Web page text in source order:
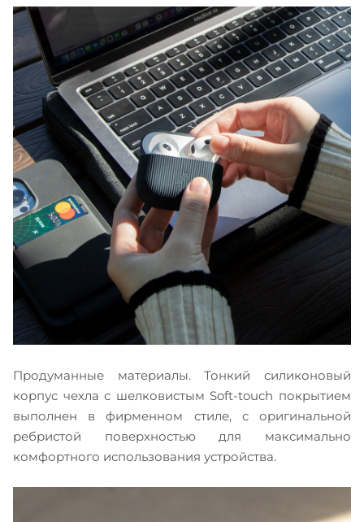
Продуманные материалы. Тонкий силиконовый
корпус чехла с шелковистым Soft-touch покрытием
выполнен в фирменном стиле, с оригинальной
ребристой поверхностью для максимально
комфортного использования устройства.